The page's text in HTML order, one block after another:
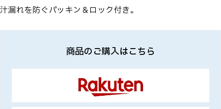
汁漏れを防ぐパッキン＆ロック付き。
商品のご購入はこちら